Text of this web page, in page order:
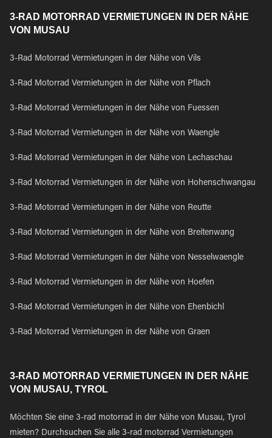
3-RAD MOTORRAD VERMIETUNGEN IN DER NÄHE
VON MUSAU
3-Rad Motorrad Vermietungen in der Nähe von Vils
3-Rad Motorrad Vermietungen in der Nähe von Pflach
3-Rad Motorrad Vermietungen in der Nähe von Fuessen
3-Rad Motorrad Vermietungen in der Nähe von Waengle
3-Rad Motorrad Vermietungen in der Nähe von Lechaschau
3-Rad Motorrad Vermietungen in der Nähe von Hohenschwangau
3-Rad Motorrad Vermietungen in der Nähe von Reutte
3-Rad Motorrad Vermietungen in der Nähe von Breitenwang
3-Rad Motorrad Vermietungen in der Nähe von Nesselwaengle
3-Rad Motorrad Vermietungen in der Nähe von Hoefen
3-Rad Motorrad Vermietungen in der Nähe von Ehenbichl
3-Rad Motorrad Vermietungen in der Nähe von Graen
3-RAD MOTORRAD VERMIETUNGEN IN DER NÄHE
VON MUSAU, TYROL
Möchten Sie eine 3-rad motorrad in der Nähe von Musau, Tyrol
mieten? Durchsuchen Sie alle 3-rad motorrad Vermietungen